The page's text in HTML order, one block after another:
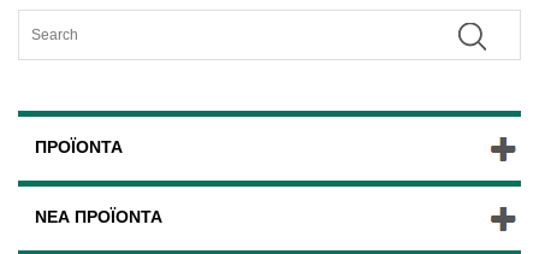
ΠΡΟΪΌΝΤΑ
ΝΈΑ ΠΡΟΪΌΝΤΑ